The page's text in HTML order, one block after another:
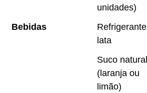
unidades)
Bebidas
Refrigerante
lata
Suco natural
(laranja ou
limão)